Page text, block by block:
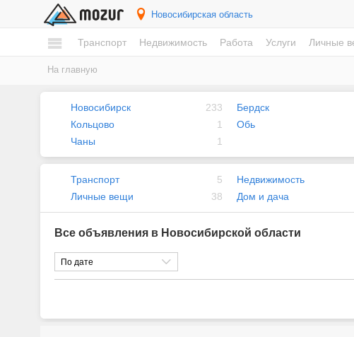
Новосибирская область
Транспорт Недвижимость Работа Услуги Личные
На главную
Новосибирск 233 Бердск
Кольцово
1 Обь
Чаны
1
Транспорт 5 Недвижимость
Личные вещи
38 Дом и дача
Все объявления в Новосибирской области
По дате